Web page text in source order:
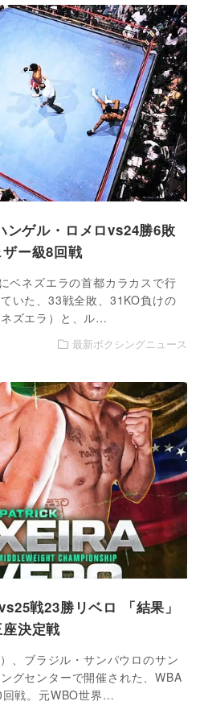
ンゲル・ロメロvs24勝6敗
ー級8回戦
ベネズエラの首都カラカスで行
いた、33戦全敗、31KO負けの
ズエラ）と、ル…
最新ボクシングニュース
戦23勝リベロ 「結果」
決定戦
、ブラジル・サンパウロのサン
グセンターで開催された、WBA
戦。元WBO世界…